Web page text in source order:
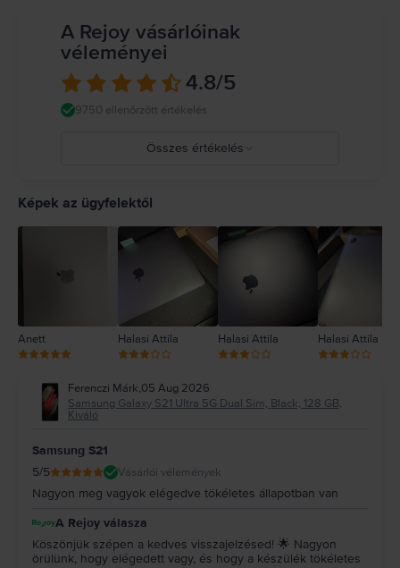
A Rejoy vásárlóinak
véleményei
4.8/5
9750 ellenőrzött értékelés
Összes értékelés
2
Képek az ügyfelektől
Anett Halasi Attila Halasi Attila Halasi Attila
Ferenczi Márk,05 Aug 2026
Samsung Galaxy S21 Ultra 5G Dual Sim, Black, 128 GB,
Kiváló
Samsung S21
5/5 Vásárlói vélemények
Nagyon meg vagyok elégedve tökéletes állapotban van
A Rejoy válasza
Köszönjük szépen a kedves visszajelzésed! 🌟 Nagyon
örülünk, hogy elégedett vagy, és hogy a készülék tökéletes